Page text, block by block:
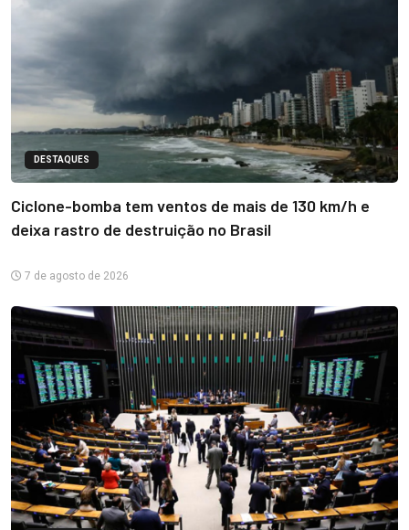
DESTAQUES
Ciclone-bomba tem ventos de mais de 130 km/h e
deixa rastro de destruição no Brasil
7 de agosto de 2026